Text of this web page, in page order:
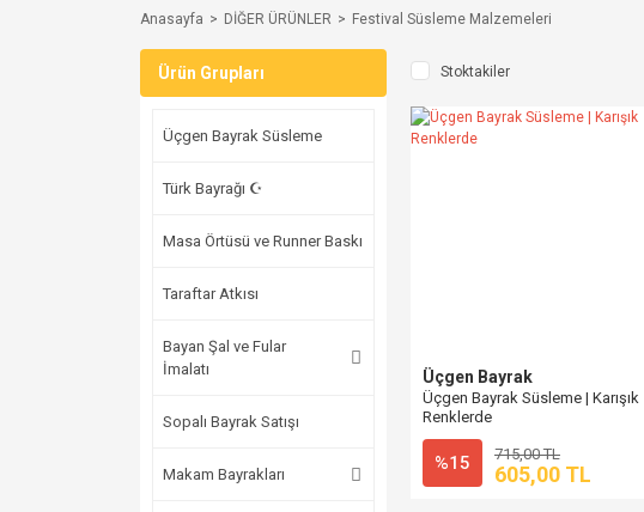
Anasayfa DİĞER ÜRÜNLER Festival Süsleme Malzemeleri
Ürün Grupları
Üçgen Bayrak Süsleme
Türk Bayrağı ☪
Masa Örtüsü ve Runner Baskı
Taraftar Atkısı
Bayan Şal ve Fular
İmalatı
Sopalı Bayrak Satışı
Makam Bayrakları
Stoktakiler
Üçgen Bayrak
Üçgen Bayrak Süsleme | Karışık
Renklerde
%15 715,00 TL
605,00 TL